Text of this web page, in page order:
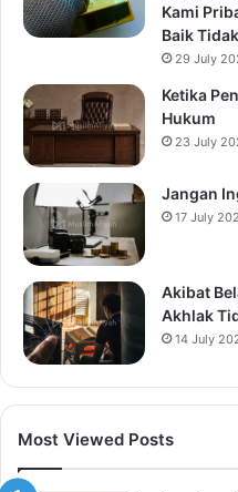
Kami
Baik
29 July
Ketika
Hukum
23 July
Jangan
17 July
Akibat
Akhlak
14 July
Most Viewed Posts